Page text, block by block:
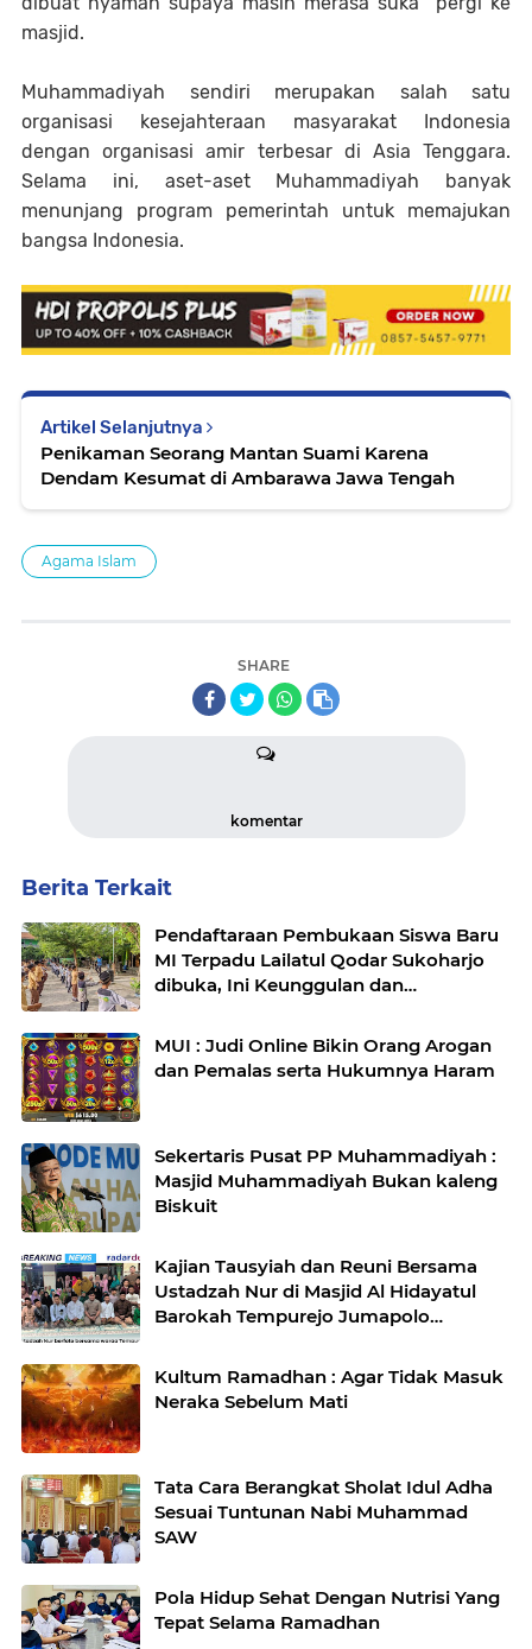
masjid.
Muhammadiyah sendiri merupakan salah satu
organisasi kesejahteraan masyarakat Indonesia
dengan organisasi amir terbesar di Asia Tenggara.
Selama ini, aset-aset Muhammadiyah banyak
menunjang program pemerintah untuk memajukan
bangsa Indonesia.
Artikel Selanjutnya
Penikaman Seorang Mantan Suami Karena
Dendam Kesumat di Ambarawa Jawa Tengah
Agama Islam
SHARE
komentar
Berita Terkait
Pendaftaraan Pembukaan Siswa Baru
MI Terpadu Lailatul Qodar Sukoharjo
dibuka, Ini Keunggulan dan
MUI : Judi Online Bikin Orang Arogan
dan Pemalas serta Hukumnya Haram
Sekertaris Pusat PP Muhammadiyah :
Masjid Muhammadiyah Bukan kaleng
Biskuit
Kajian Tausyiah dan Reuni Bersama
Ustadzah Nur di Masjid Al Hidayatul
Barokah Tempurejo Jumapolo
Kultum Ramadhan : Agar Tidak Masuk
Neraka Sebelum Mati
Tata Cara Berangkat Sholat Idul Adha
Sesuai Tuntunan Nabi Muhammad
SAW
Pola Hidup Sehat Dengan Nutrisi Yang
Tepat Selama Ramadhan